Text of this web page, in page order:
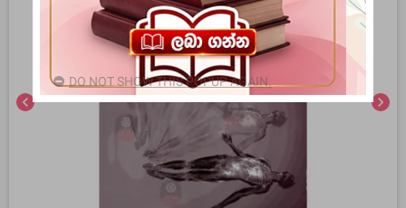
chevron_left chevron_right
DO NOT SHOW THIS POPUP AGAIN.